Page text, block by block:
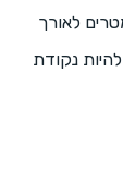
נקודת